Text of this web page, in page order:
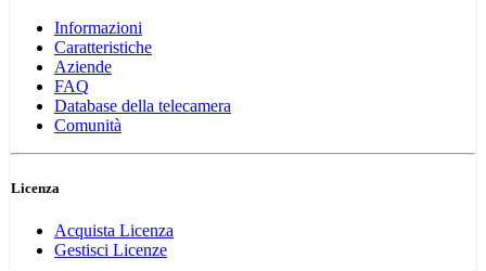
Informazioni
Caratteristiche
Aziende
FAQ
Database della telecamera
Comunità
Licenza
Acquista Licenza
Gestisci Licenze